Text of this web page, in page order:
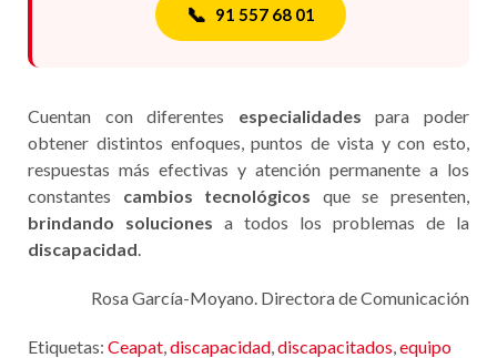
📞 91 557 68 01
Cuentan con diferentes especialidades para poder
obtener distintos enfoques, puntos de vista y con esto,
respuestas más efectivas y atención permanente a los
constantes cambios tecnológicos que se presenten,
brindando soluciones a todos los problemas de la
discapacidad
Rosa García-Moyano. Directora de Comunicación
Etiquetas: Ceapat discapacidad discapacitados equipo